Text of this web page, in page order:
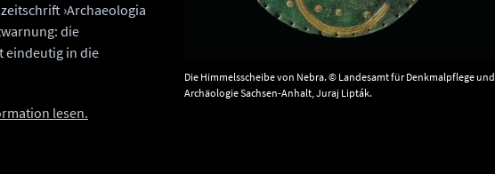
Die Himmelsscheibe von Nebra. © Landesamt für Denkmalpflege und
Archäologie Sachsen-Anhalt, Juraj Lipták.
›Archaeologia
die
eindeutig in die
lesen.